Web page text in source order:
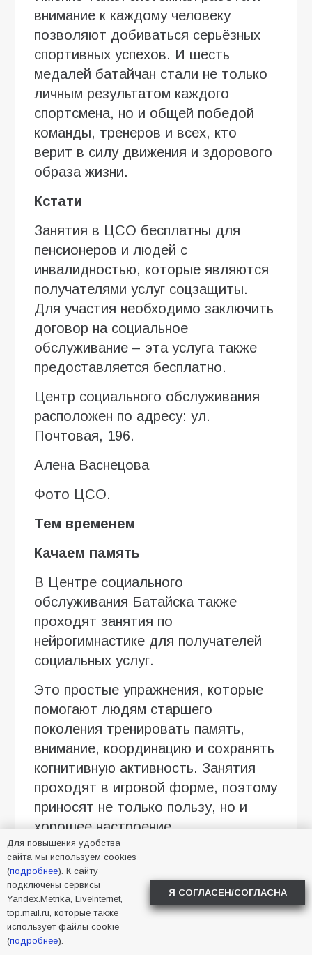
внимание к каждому человеку
позволяют добиваться серьёзных
спортивных успехов. И шесть
медалей батайчан стали не только
личным результатом каждого
спортсмена, но и общей победой
команды, тренеров и всех, кто
верит в силу движения и здорового
образа жизни.
Кстати
Занятия в ЦСО бесплатны для
пенсионеров и людей с
инвалидностью, которые являются
получателями услуг соцзащиты.
Для участия необходимо заключить
договор на социальное
обслуживание – эта услуга также
предоставляется бесплатно.
Центр социального обслуживания
расположен по адресу: ул.
Почтовая, 196.
Алена Васнецова
Фото ЦСО.
Тем временем
Качаем память
В Центре социального
обслуживания Батайска также
проходят занятия по
нейрогимнастике для получателей
социальных услуг.
Это простые упражнения, которые
помогают людям старшего
поколения тренировать память,
внимание, координацию и сохранять
когнитивную активность. Занятия
проходят в игровой форме, поэтому
приносят не только пользу, но и
хорошее настроение.
Регулярные тренировки помогают
поддерживать активность мозга, а
вместе с ней — интерес к новым
знаниям, общению и повседневной
жизни.
Для повышения удобства
сайта мы используем cookies
(подробнее). К сайту
подключены сервисы
Yandex.Metrika, LiveInternet,
top.mail.ru, которые также
использует файлы cookie
(подробнее).
Я СОГЛАСЕН/СОГЛАСНА